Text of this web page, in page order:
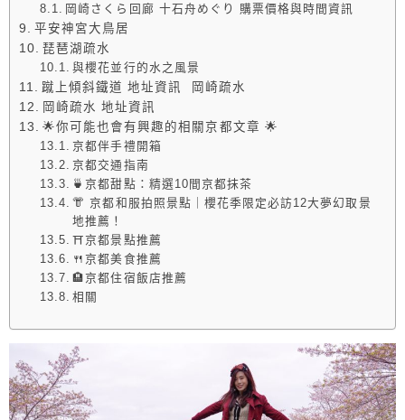
岡崎さくら回廊 十石舟めぐり 購票價格與時間資訊
平安神宮大鳥居
琵琶湖疏水
與櫻花並行的水之風景
蹴上傾斜鐵道 地址資訊 岡崎疏水
岡崎疏水 地址資訊
🌟你可能也會有興趣的相關京都文章 🌟
京都伴手禮開箱
京都交通指南
🍵京都甜點：精選10間京都抹茶
👘 京都和服拍照景點｜櫻花季限定必訪12大夢幻取景
地推薦！
⛩️京都景點推薦
🍴京都美食推薦
🏨京都住宿飯店推薦
相關